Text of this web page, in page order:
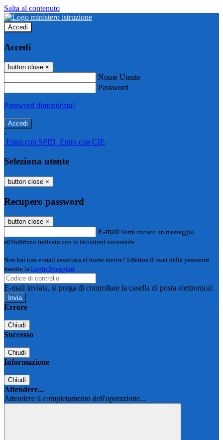
Salta al contenuto
Accedi
Accedi
button close ×
Nome Utente
Password
Password dimenticata?
-
Entra con SPID Entra con CIE
Seleziona utente
button close ×
Recupero password
button close ×
E-mail Verrà inviato un messaggio
all'indirizzo indicato con le istruzioni necessarie.
Non hai una e-mail associata al nome utente? Effettua il reset della password
tramite la Login Spaggiari
E-mail inviata, si prega di controllare la casella di posta elettronica!
Errore
Chiudi
Successo
Chiudi
Informazione
Chiudi
Attendere...
Attendere il completamento dell'operazione...